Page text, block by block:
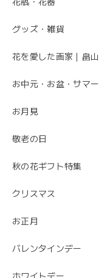
グッズ・雑貨
花を愛した画家｜畠
お中元・お盆・サマ
お月見
敬老の日
秋の花ギフト特集
クリスマス
お正月
バレンタインデー